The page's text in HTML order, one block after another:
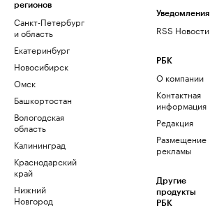
регионов
Санкт-Петербург
и область
Екатеринбург
Новосибирск
Омск
Башкортостан
Вологодская
область
Калининград
Краснодарский
край
Нижний
Новгород
Уведомления
RSS Новости
РБК
О компании
Контактная
информация
Редакция
Размещение
рекламы
Другие
продукты
РБК